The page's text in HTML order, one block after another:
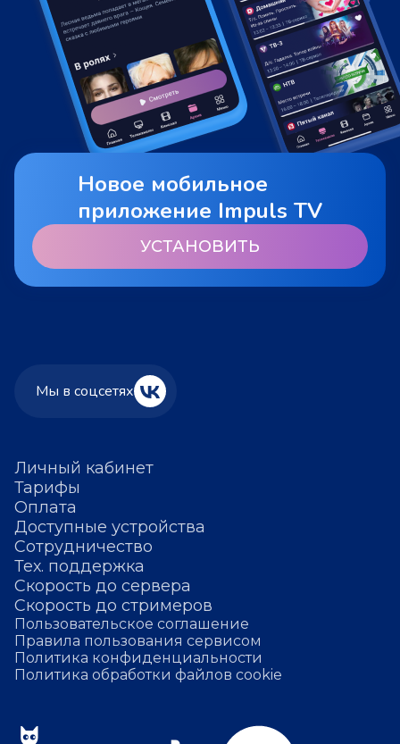
Новое мобильное
приложение Impuls TV
УСТАНОВИТЬ
Личный кабинет
Тарифы
Оплата
Доступные устройства
Сотрудничество
Тех. поддержка
Скорость до сервера
Скорость до стримеров
Пользовательское соглашение
Правила пользования сервисом
Политика конфиденциальности
Политика обработки файлов cookie
Мы в соцсетях